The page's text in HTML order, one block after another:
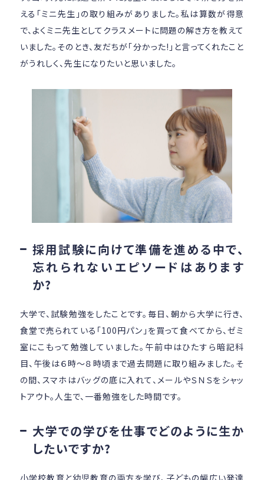
える「ミニ先生」の取り組みがありました。私は算数が得意
で、よくミニ先生としてクラスメートに問題の解き方を教えて
いました。そのとき、友だちが「分かった!」と言ってくれたこと
がうれしく、先生になりたいと思いました。
採用試験に向けて準備を進める中で、
忘れられないエピソードはあります
か?
大学で、試験勉強をしたことです。毎日、朝から大学に行き、
食堂で売られている「100円パン」を買って食べてから、ゼミ
室にこもって勉強していました。午前中はひたすら暗記科
目、午後は６時～８時頃まで過去問題に取り組みました。そ
の間、スマホはバッグの底に入れて、メールやＳＮＳをシャッ
トアウト。人生で、一番勉強をした時間です。
大学での学びを仕事でどのように生か
したいですか?